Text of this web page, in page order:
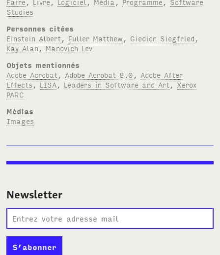
Studies
Personnes citées
Einstein Albert
Fuller Matthew Giedion Siegfried
Kay Alan
Manovich Lev
Objets mentionnés
Adobe Acrobat
Adobe Acrobat 8.0
Adobe After
Effects
LISA Leaders in Software and Art
Xerox
PARC
Médias
Images
Newsletter